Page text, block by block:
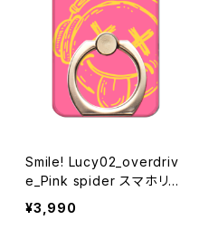
Smile! Lucy02_overdriv
e_Pink spider スマホリン
グ 1020-241126045
¥3,990